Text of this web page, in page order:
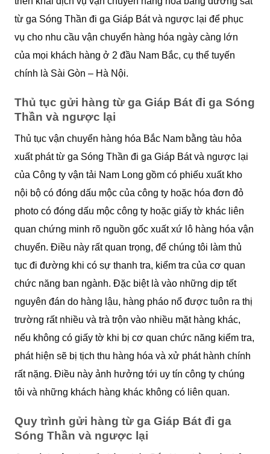
từ ga Sóng Thần đi ga Giáp Bát và ngược lại để phục
vụ cho nhu cầu vận chuyển hàng hóa ngày càng lớn
của mọi khách hàng ở 2 đầu Nam Bắc, cụ thể tuyến
chính là Sài Gòn – Hà Nội.
Thủ tục gửi hàng từ ga Giáp Bát đi ga Sóng
Thần và ngược lại
Thủ tục vận chuyển hàng hóa Bắc Nam bằng tàu hỏa
xuất phát từ ga Sóng Thần đi ga Giáp Bát và ngược lại
của Công ty vận tải Nam Long gồm có phiếu xuất kho
nội bộ có đóng dấu mộc của công ty hoặc hóa đơn đỏ
photo có đóng dấu mộc công ty hoặc giấy tờ khác liên
quan chứng minh rõ nguồn gốc xuất xứ lô hàng hóa vận
chuyển. Điều này rất quan trọng, để chúng tôi làm thủ
tục đi đường khi có sự thanh tra, kiểm tra của cơ quan
chức năng ban ngành. Đặc biệt là vào những dịp tết
nguyên đán do hàng lậu, hàng pháo nổ được tuôn ra thị
trường rất nhiều và trà trộn vào nhiều mặt hàng khác,
nếu không có giấy tờ khi bị cơ quan chức năng kiểm tra,
phát hiện sẽ bị tịch thu hàng hóa và xử phát hành chính
rất nặng. Điều này ảnh hưởng tới uy tín công ty chúng
tôi và những khách hàng khác không có liên quan.
Quy trình gửi hàng từ ga Giáp Bát đi ga
Sóng Thần và ngược lại